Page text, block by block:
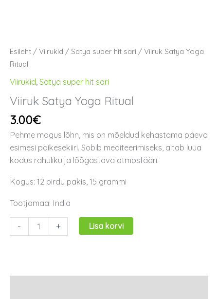
Esileht / Viirukid / Satya super hit sari / Viiruk Satya Yoga
Ritual
Viirukid, Satya super hit sari
Viiruk Satya Yoga Ritual
3.00€
Pehme magus lõhn, mis on mõeldud kehastama päeva
esimesi päikesekiiri. Sobib mediteerimiseks, aitab luua
kodus rahuliku ja lõõgastava atmosfääri.
Kogus: 12 pirdu pakis, 15 grammi
Tootjamaa: India
- + Lisa korvi